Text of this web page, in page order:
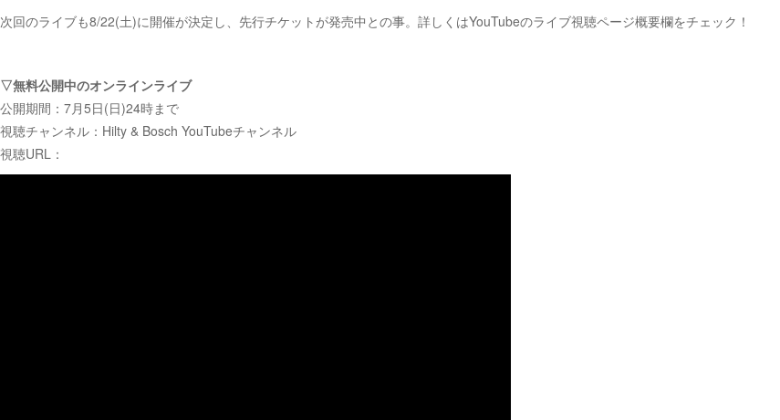
次回のライブも8/22(土)に開催が決定し、先行チケットが発売中との事。詳しくはYouTubeのライブ視聴ページ概要欄をチェック！
▽無料公開中のオンラインライブ
公開期間：7月5日(日)24時まで
視聴チャンネル：Hilty & Bosch YouTubeチャンネル
視聴URL：